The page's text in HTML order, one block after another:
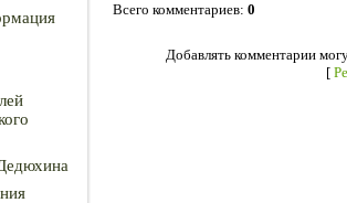
Всего комментариев: 0
Добавлять комментарии
[